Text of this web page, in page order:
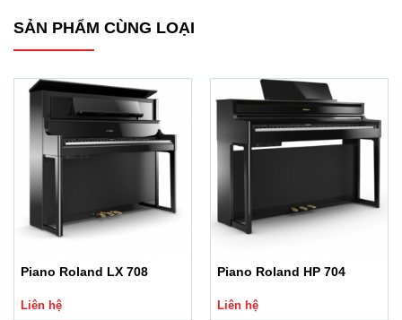
SẢN PHẨM CÙNG LOẠI
Piano Roland LX 708
Liên hệ
Piano Roland HP 704
Liên hệ